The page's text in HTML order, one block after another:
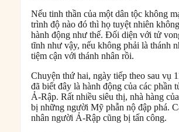
Nếu tinh thần của một dân tộc không
trình độ nào đó thì họ tuyệt nhiên
hành động như thế. Đối diện với tử
tĩnh như vậy, nếu không phải là thánh
tiệm cận với thánh nhân rồi.
Chuyện thứ hai, ngày tiếp theo sau vụ
đã biết đây là hành động của các phần
Ả-Rập. Rất nhiều siêu thị, nhà hàng
bị những người Mỹ phẫn nộ đập phá.
nhân người Ả-Rập cũng bị tấn công.